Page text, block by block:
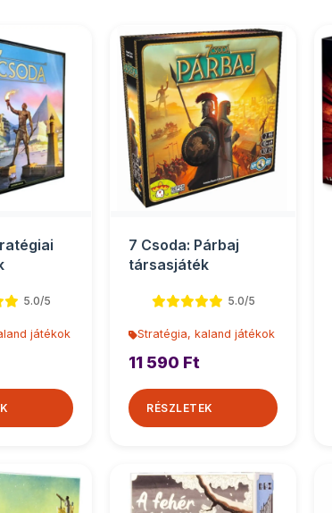
5.0/5
játékok
7 Csoda: Párbaj
társasjáték
5.0/5
Stratégia, kaland játékok
11 590 Ft
RÉSZLETEK